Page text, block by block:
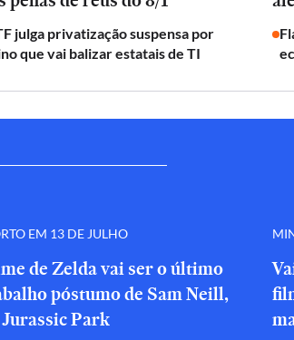
julga privatização suspensa por
que vai balizar estatais de TI
EM 13 DE JULHO
de Zelda vai ser o último
póstumo de Sam Neill,
Park